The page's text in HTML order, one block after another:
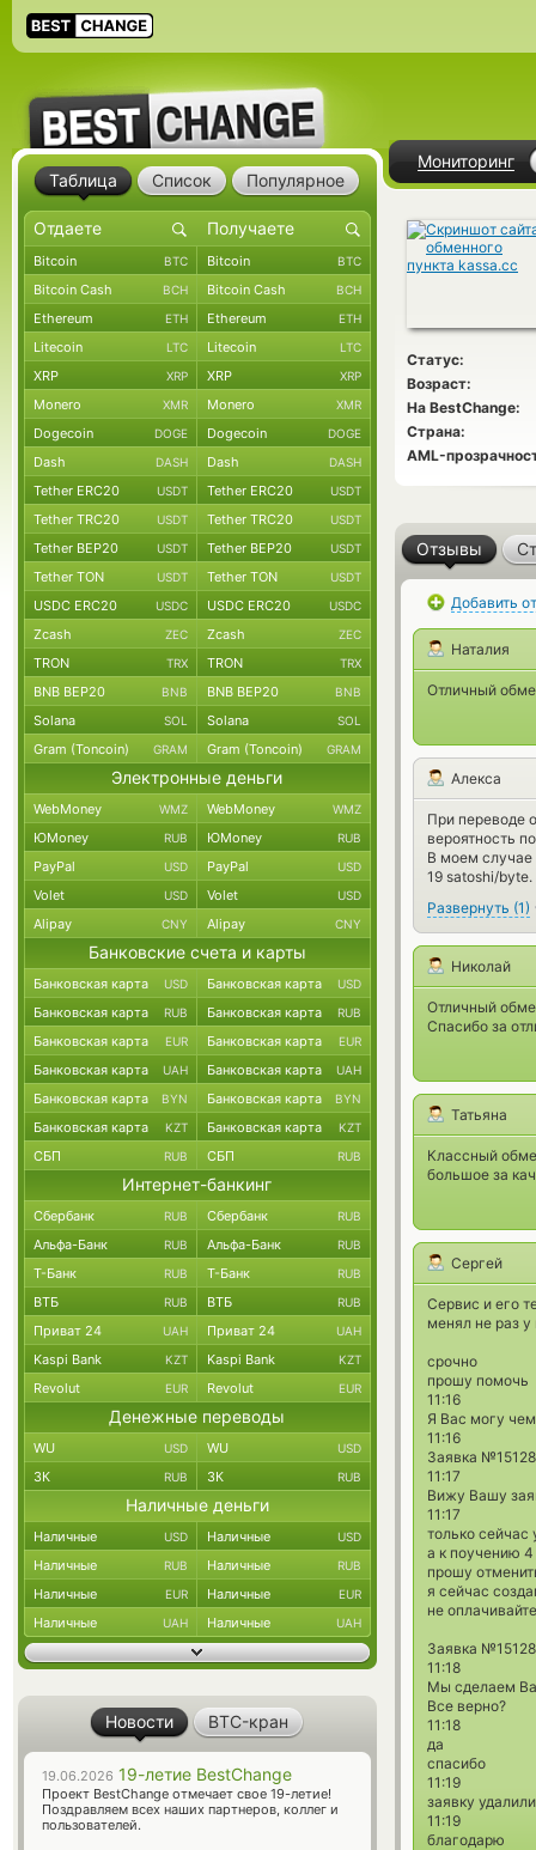
Мониторинг
Статус:
Возраст:
На BestChange:
Страна:
AML-
Отзывы
Добавить
Наталия
Отличный
Алекса
При переводе
вероятность
В моем
19 satoshi/byte.
Развернуть (1)
Николай
Отличный
Спасибо за
Татьяна
Классный
большое за
Сергей
Сервис и его
менял не раз
срочно
прошу помочь
11:16
Я Вас могу
11:16
Заявка
11:17
Вижу Вашу
11:17
только
а к поучению 4
прошу
я сейчас
не оплачивайте
Заявка
11:18
Мы сделаем
Все верно?
11:18
да
спасибо
11:19
заявку
11:19
благодарю
Таблица Список Популярное
Bitcoin BTC Bitcoin BTC
Bitcoin Cash BCH Bitcoin Cash BCH
Ethereum ETH Ethereum ETH
Litecoin LTC Litecoin LTC
XRP XRP XRP XRP
Monero XMR Monero XMR
Dogecoin DOGE Dogecoin DOGE
Dash DASH Dash DASH
Tether ERC20 USDT Tether ERC20 USDT
Tether TRC20 USDT Tether TRC20 USDT
Tether BEP20 USDT Tether BEP20 USDT
Tether TON USDT Tether TON USDT
USDC ERC20 USDC USDC ERC20 USDC
Zcash ZEC Zcash ZEC
TRON TRX TRON TRX
BNB BEP20 BNB BNB BEP20 BNB
Solana SOL Solana SOL
Gram (Toncoin) GRAM Gram (Toncoin) GRAM
Электронные деньги
WebMoney WMZ WebMoney WMZ
ЮMoney RUB ЮMoney RUB
PayPal USD PayPal USD
Volet USD Volet USD
Alipay CNY Alipay CNY
Банковские счета и карты
Банковская карта USD Банковская карта USD
Банковская карта RUB Банковская карта RUB
Банковская карта EUR Банковская карта EUR
Банковская карта UAH Банковская карта UAH
Банковская карта BYN Банковская карта BYN
Банковская карта KZT Банковская карта KZT
СБП RUB СБП RUB
Интернет-банкинг
Сбербанк RUB Сбербанк RUB
Альфа-Банк RUB Альфа-Банк RUB
Т-Банк RUB Т-Банк RUB
ВТБ RUB ВТБ RUB
Приват 24 UAH Приват 24 UAH
Kaspi Bank KZT Kaspi Bank KZT
Revolut EUR Revolut EUR
Денежные переводы
WU USD WU USD
ЗК RUB ЗК RUB
Наличные деньги
Наличные USD Наличные USD
Наличные RUB Наличные RUB
Наличные EUR Наличные EUR
Наличные UAH Наличные UAH
Новости BTC-кран
19.06.2026 19-летие BestChange
Проект BestChange отмечает свое 19-летие!
Поздравляем всех наших партнеров, коллег и
пользователей.